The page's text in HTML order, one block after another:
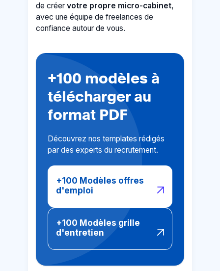
de créervotre propre micro-cabinet,
avec une équipe de freelances de
confiance autour de vous.
+100 modèles à
télécharger au
format PDF
Découvrez nos templates rédigés
par des experts du recrutement.
+100 Modèles offres
d'emploi
+100 Modèles grille
d'entretien